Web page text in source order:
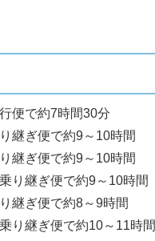
便で約7時間30分
継ぎ便で約9～10時間
継ぎ便で約9～10時間
り継ぎ便で約9～10時間
継ぎ便で約8～9時間
り継ぎ便で約10～11時間